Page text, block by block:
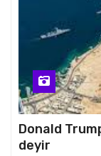
Donald
deyir